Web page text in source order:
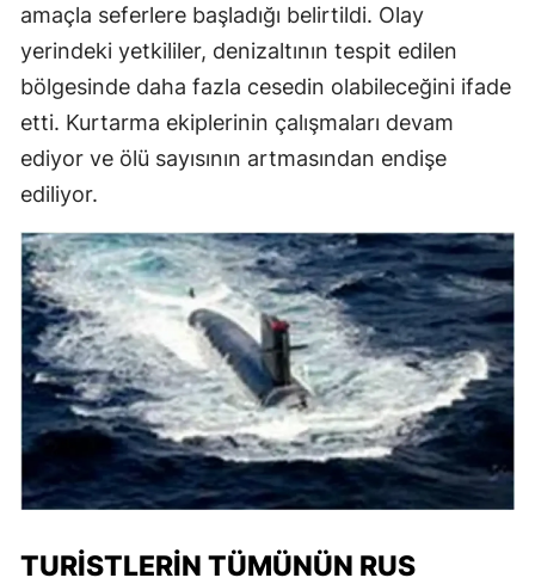
amaçla seferlere başladığı belirtildi. Olay
yerindeki yetkililer, denizaltının tespit edilen
bölgesinde daha fazla cesedin olabileceğini ifade
etti. Kurtarma ekiplerinin çalışmaları devam
ediyor ve ölü sayısının artmasından endişe
ediliyor.
TURISTLERIN TÜMÜNÜN RUS